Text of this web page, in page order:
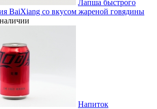
Лапша быстрого
BaiXiang со вкусом жареной говядины
Напиток